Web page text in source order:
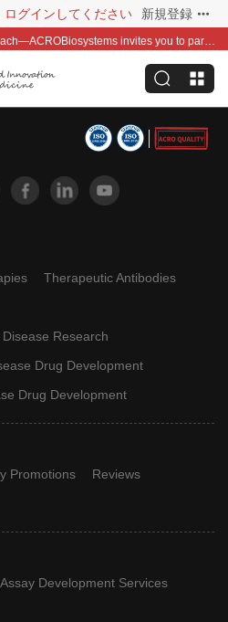
ログインしてください 新規登録
Global distribution is now within reach—ACROBiosystems invites you to partner with us~
Therapeutic Antibodies
Research
Drug Development
Drug Development
Promotions
Reviews
Assay Development Services